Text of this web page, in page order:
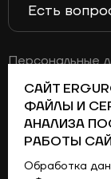
Есть
Персональные
Политика
Телеграм
САЙТ
ФАЙЛЫ И
АНАЛИЗА
РАБОТЫ
Обработка